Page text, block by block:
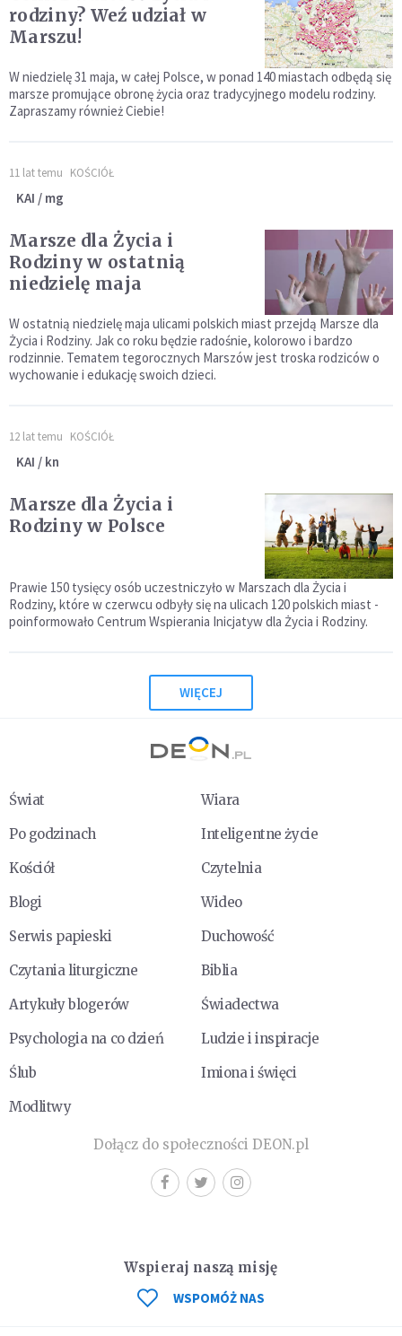
rodziny? Weź udział w
Marszu!
W niedzielę 31 maja, w całej Polsce, w ponad 140 miastach odbędą się
marsze promujące obronę życia oraz tradycyjnego modelu rodziny.
Zapraszamy również Ciebie!
11 lat temu KOŚCIÓŁ
KAI / mg
Marsze dla Życia i
Rodziny w ostatnią
niedzielę maja
W ostatnią niedzielę maja ulicami polskich miast przejdą Marsze dla
Życia i Rodziny. Jak co roku będzie radośnie, kolorowo i bardzo
rodzinnie. Tematem tegorocznych Marszów jest troska rodziców o
wychowanie i edukację swoich dzieci.
12 lat temu KOŚCIÓŁ
KAI / kn
Marsze dla Życia i
Rodziny w Polsce
Prawie 150 tysięcy osób uczestniczyło w Marszach dla Życia i
Rodziny, które w czerwcu odbyły się na ulicach 120 polskich miast -
poinformowało Centrum Wspierania Inicjatyw dla Życia i Rodziny.
WIĘCEJ
Świat
Wiara
Po godzinach
Inteligentne życie
Kościół
Czytelnia
Blogi
Wideo
Serwis papieski
Duchowość
Czytania liturgiczne
Biblia
Artykuły blogerów
Świadectwa
Psychologia na co dzień
Ludzie i inspiracje
Ślub
Imiona i święci
Modlitwy
Dołącz do społeczności DEON.pl
Wspieraj naszą misję
WSPOMÓŻ NAS